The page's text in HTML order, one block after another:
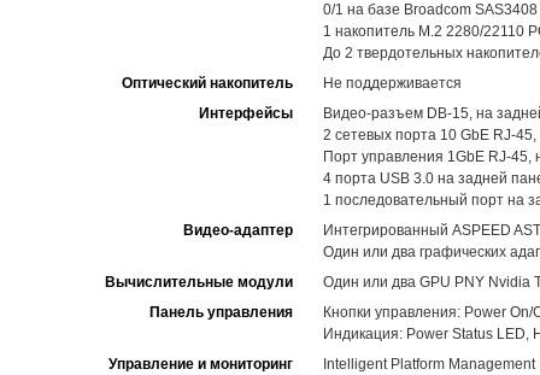
0/1 на базе Broadcom SAS3408
1 накопитель M.2 2280/22110
До 2 твердотельных
Оптический накопитель
Не поддерживается
Интерфейсы
Видео-разъем DB-15, на
2 сетевых порта 10 GbE RJ-
Порт управления 1GbE RJ-45,
4 порта USB 3.0 на задней
1 последовательный порт на
Видео-адаптер
Интегрированный ASPEED
Один или два графических
Вычислительные модули
Один или два GPU PNY Nvidia
Панель управления
Кнопки управления: Power On/
Индикация: Power Status LED,
Управление и мониторинг
Intelligent Platform Management